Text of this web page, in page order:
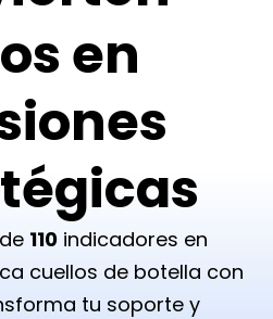
en
110 indicadores en
cuellos de botella con
tu soporte y